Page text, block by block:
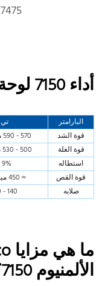
7475 صفيحة ألومنيوم
أداء 7150 لوحة الألومنيوم
البارامتر تي 7751
قوة الشد
570 - 590 ميجا باسكال
قوة الغلة
500 - 530 ميجا باسكال
استطاله
9% – 11%
قوة القص
≈ 450 ميجا باسكال
صلابه
140 - 160 ه.ب
الألمنيوم 7150؟